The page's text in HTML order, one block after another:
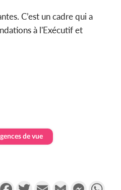
C’est un cadre qui a
à l'Exécutif et
de vue
PartagerFacebookTwitterEmail Gmail Messenger